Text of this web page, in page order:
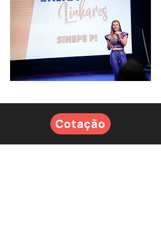
Cotação